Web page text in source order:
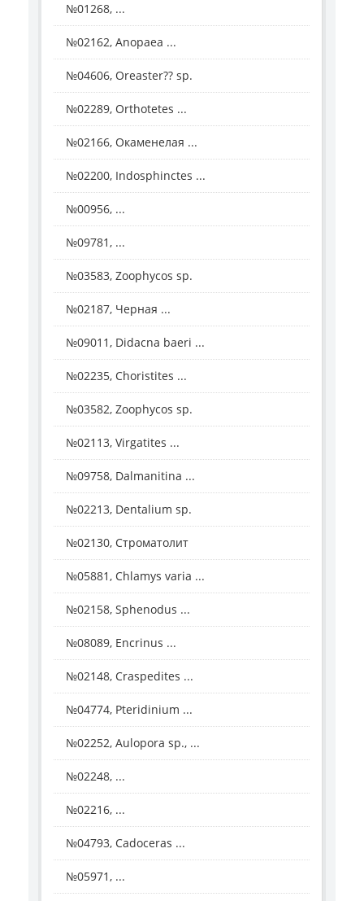
№01268, ...
№02162, Anopaea ...
№04606, Oreaster?? sp.
№02289, Orthotetes ...
№02166, Окаменелая ...
№02200, Indosphinctes ...
№00956, ...
№09781, ...
№03583, Zoophycos sp.
№02187, Черная ...
№09011, Didacna baeri ...
№02235, Choristites ...
№03582, Zoophycos sp.
№02113, Virgatites ...
№09758, Dalmanitina ...
№02213, Dentalium sp.
№02130, Строматолит
№05881, Chlamys varia ...
№02158, Sphenodus ...
№08089, Encrinus ...
№02148, Craspedites ...
№04774, Pteridinium ...
№02252, Aulopora sp., ...
№02248, ...
№02216, ...
№04793, Cadoceras ...
№05971, ...